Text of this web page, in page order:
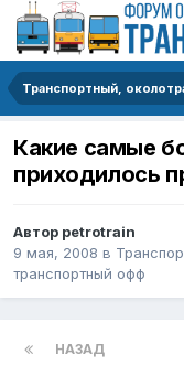
Какие самые
приходилось
Автор petrotrain
9 мая, 2008 в
транспортный офф
НАЗАД